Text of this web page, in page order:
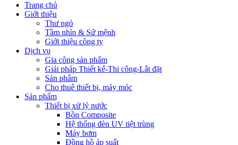
Trang chủ
Giới thiệu
Thư ngỏ
Tầm nhìn & Sứ mệnh
Giới thiệu công ty
Dịch vụ
Gia công sản phẩm
Giải pháp Thiết kế-Thi công-Lắt đặt
Sản phẩm
Cho thuê thiết bị, máy móc
Sản phẩm
Thiết bị xử lý nước
Bồn Composite
Hệ thống đèn UV tiệt trùng
Máy bơm
Đồng hồ áp suất